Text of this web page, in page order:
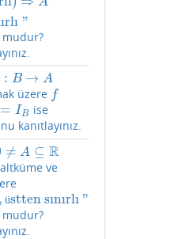
"
: B → A
: B →A
üzere f
f
= IB ise
kanıtlayınız.
≠ A ⊆ R
≠A ⊆R
ve
üstten sınırlı "
"